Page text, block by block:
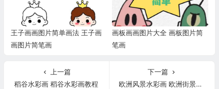
王子画画图片简单画法 王子画
画图片简笔画
画板画画图片大全 画板图片简
笔画
上一篇
稻谷水彩画 稻谷水彩画教程
下一篇
欧洲风景水彩画 欧洲街景水彩